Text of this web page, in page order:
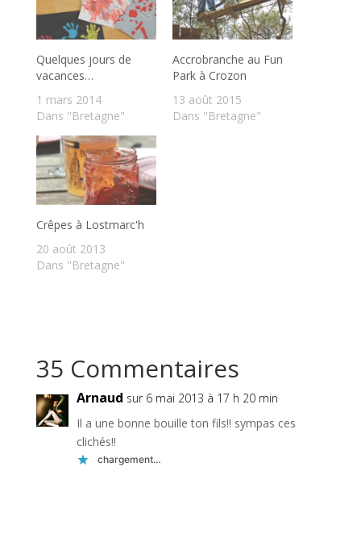
Quelques jours de
vacances…
1 mars 2014
Dans "Bretagne"
Accrobranche au Fun
Park à Crozon
13 août 2015
Dans "Bretagne"
Crêpes à Lostmarc'h
20 août 2013
Dans "Bretagne"
35 Commentaires
Arnaud sur 6 mai 2013 à 17 h 20 min
Il a une bonne bouille ton fils!! sympas ces
clichés!!
chargement…